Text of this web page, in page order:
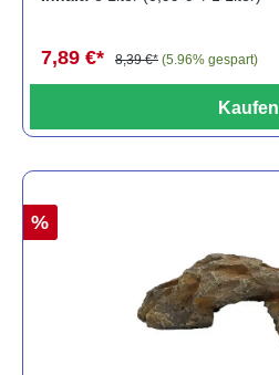
7,89 €* 8,39 €* (5.96% gespart)
Kaufen
%